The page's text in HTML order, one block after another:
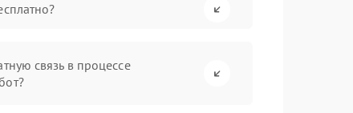
связь в процессе